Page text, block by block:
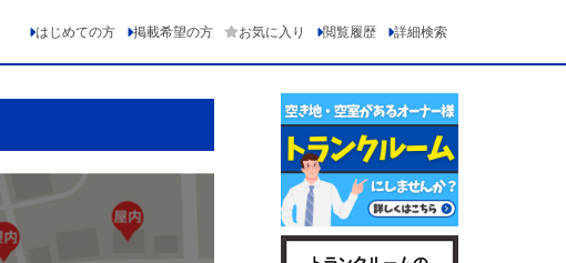
はじめての方 掲載希望の方 お気に入り 閲覧履歴 詳細検索